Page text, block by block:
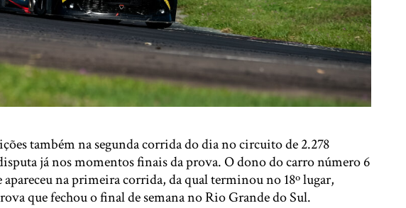
também na segunda corrida do dia no circuito de 2.278
já nos momentos finais da prova. O dono do carro número 6
na primeira corrida, da qual terminou no 18º lugar,
que fechou o final de semana no Rio Grande do Sul.